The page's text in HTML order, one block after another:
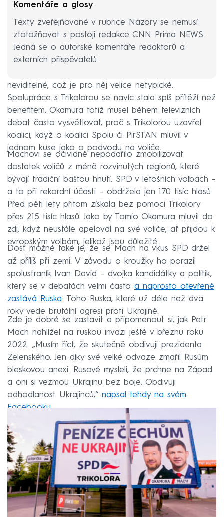
Komentáře a glosy
Texty zveřejňované v rubrice Názory se nemusí
ztotožňovat s postoji redakce CNN Prima NEWS.
Jedná se o autorské komentáře redaktorů a
externích přispěvatelů.
neviditelné, což je pro něj velice netypické.
Spolupráce s Trikolorou se navíc stala spíš přítěží než
benefitem. Okamura totiž musel během televizních
debat často vysvětlovat, proč s Trikolorou uzavřel
koalici, když o koalici Spolu či PirSTAN mluvil v
jednom kuse jako o podvodu na voliče.
Machovi se očividně nepodařilo zmobilizovat
dostatek voličů z méně rozvinutých regionů, které
bývají tradiční baštou hnutí. SPD v letošních volbách –
a to při rekordní účasti – obdržela jen 170 tisíc hlasů.
Před pěti lety přitom získala bez pomoci Trikolory
přes 215 tisíc hlasů. Jako by Tomio Okamura mluvil do
zdi, když neustále apeloval na své voliče, ať přijdou k
evropským volbám, jelikož jsou důležité.
Dost možné také je, že se Mach na vkus SPD držel
až příliš při zemi. V závodu o kroužky ho porazil
spolustraník Ivan David – dvojka kandidátky a politik,
který se v debatách velmi často a naprosto otevřeně
zastává Ruska. Toho Ruska, které už déle než dva
roky vede brutální agresi proti Ukrajině.
Zde je dobré se zastavit a připomenout si, jak Petr
Mach nahlížel na ruskou invazi ještě v březnu roku
2022. „Musím říct, že skutečně obdivuji prezidenta
Zelenského. Jen díky své velké odvaze zmařil Rusům
bleskovou anexi. Rusové mysleli, že prchne na Západ
a oni si vezmou Ukrajinu bez boje. Obdivuji
odhodlanost Ukrajinců,“ napsal tehdy na svém
Facebooku.